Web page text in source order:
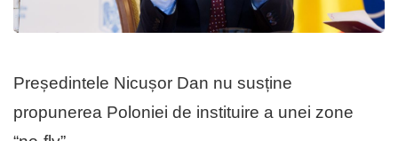
Președintele Nicușor Dan nu susține
propunerea Poloniei de instituire a unei zone